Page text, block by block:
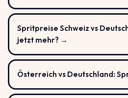
Spritpreise Schweiz vs
jetzt mehr? →
Österreich vs Deutschland: